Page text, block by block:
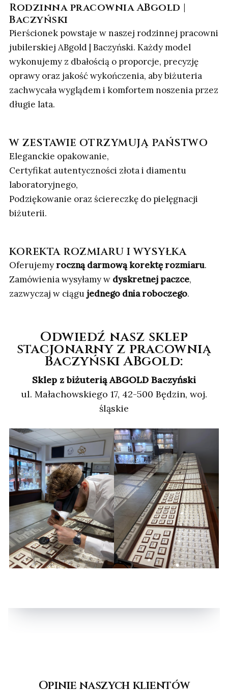
Rodzinna pracownia ABgold |
Baczyński
Pierścionek powstaje w naszej rodzinnej pracowni
jubilerskiej ABgold | Baczyński. Każdy model
wykonujemy z dbałością o proporcje, precyzję
oprawy oraz jakość wykończenia, aby biżuteria
zachwycała wyglądem i komfortem noszenia przez
długie lata.
W ZESTAWIE OTRZYMUJĄ PAŃSTWO
Eleganckie opakowanie,
Certyfikat autentyczności złota i diamentu
laboratoryjnego,
Podziękowanie oraz ściereczkę do pielęgnacji
biżuterii.
KOREKTA ROZMIARU I WYSYŁKA
Oferujemyroczną darmową korektę rozmiaru.
Zamówienia wysyłamy w dyskretnej paczce,
zazwyczaj w ciągujednego dnia roboczego.
Odwiedź nasz sklep
stacjonarny z pracownią
Baczyński ABgold:
Sklep z biżuterią ABGOLD Baczyński
ul. Małachowskiego 17, 42-500 Będzin, woj.
śląskie
Opinie naszych klientów